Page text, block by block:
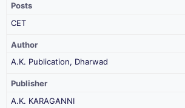
Posts
CET
Author
A.K. Publication, Dharwad
Publisher
A.K. KARAGANNI